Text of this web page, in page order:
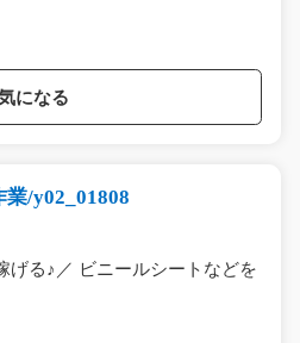
になる
/y02_01808
げる♪／ ビニールシートなどを